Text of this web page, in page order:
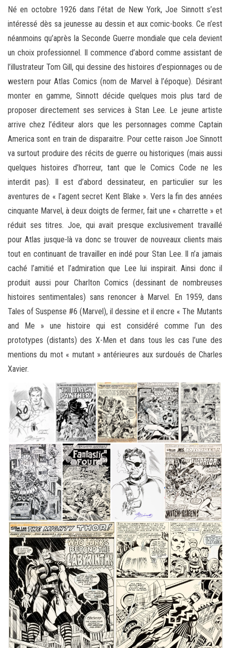
Né en octobre 1926 dans l’état de New York, Joe Sinnott s’est
intéressé dès sa jeunesse au dessin et aux comic-books. Ce n’est
néanmoins qu’après la Seconde Guerre mondiale que cela devient
un choix professionnel. Il commence d’abord comme assistant de
l’illustrateur Tom Gill, qui dessine des histoires d’espionnages ou de
western pour Atlas Comics (nom de Marvel à l’époque). Désirant
monter en gamme, Sinnott décide quelques mois plus tard de
proposer directement ses services à Stan Lee. Le jeune artiste
arrive chez l’éditeur alors que les personnages comme Captain
America sont en train de disparaitre. Pour cette raison Joe Sinnott
va surtout produire des récits de guerre ou historiques (mais aussi
quelques histoires d’horreur, tant que le Comics Code ne les
interdit pas). Il est d’abord dessinateur, en particulier sur les
aventures de « l’agent secret Kent Blake ». Vers la fin des années
cinquante Marvel, à deux doigts de fermer, fait une « charrette » et
réduit ses titres. Joe, qui avait presque exclusivement travaillé
pour Atlas jusque-là va donc se trouver de nouveaux clients mais
tout en continuant de travailler en indé pour Stan Lee. Il n’a jamais
caché l’amitié et l’admiration que Lee lui inspirait. Ainsi donc il
produit aussi pour Charlton Comics (dessinant de nombreuses
histoires sentimentales) sans renoncer à Marvel. En 1959, dans
Tales of Suspense #6 (Marvel), il dessine et il encre « The Mutants
and Me » une histoire qui est considéré comme l’un des
prototypes (distants) des X-Men et dans tous les cas l’une des
mentions du mot « mutant » antérieures aux surdoués de Charles
Xavier.